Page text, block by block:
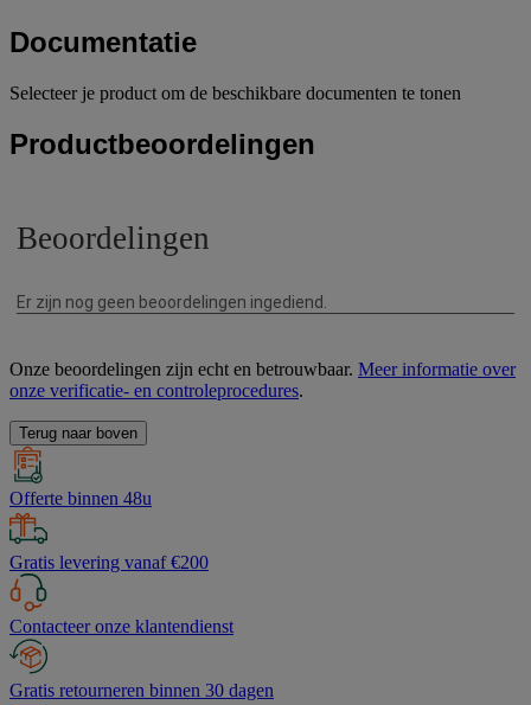
Documentatie
Selecteer je product om de beschikbare documenten te tonen
Productbeoordelingen
Onze beoordelingen zijn echt en betrouwbaar. Meer informatie over
onze verificatie- en controleprocedures.
Terug naar boven
Offerte binnen 48u
Gratis levering vanaf €200
Contacteer onze klantendienst
Gratis retourneren binnen 30 dagen